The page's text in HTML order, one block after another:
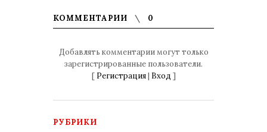
КОММЕНТАРИИ 0
Добавлять комментарии могут только
зарегистрированные пользователи.
[ Регистрация| Вход ]
РУБРИКИ